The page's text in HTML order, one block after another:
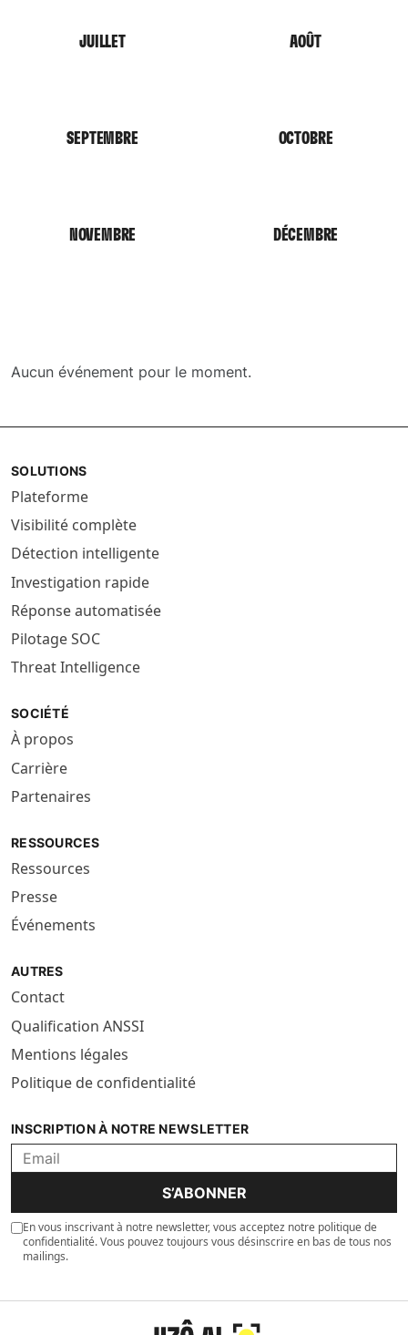
JUILLET AOÛT
SEPTEMBRE OCTOBRE
NOVEMBRE DÉCEMBRE
Aucun événement pour le moment.
SOLUTIONS
Plateforme
Visibilité complète
Détection intelligente
Investigation rapide
Réponse automatisée
Pilotage SOC
Threat Intelligence
SOCIÉTÉ
À propos
Carrière
Partenaires
RESSOURCES
Ressources
Presse
Événements
AUTRES
Contact
Qualification ANSSI
Mentions légales
Politique de confidentialité
INSCRIPTION À NOTRE NEWSLETTER
S’ABONNER
En vous inscrivant à notre newsletter, vous acceptez notre politique de
confidentialité. Vous pouvez toujours vous désinscrire en bas de tous nos
mailings.